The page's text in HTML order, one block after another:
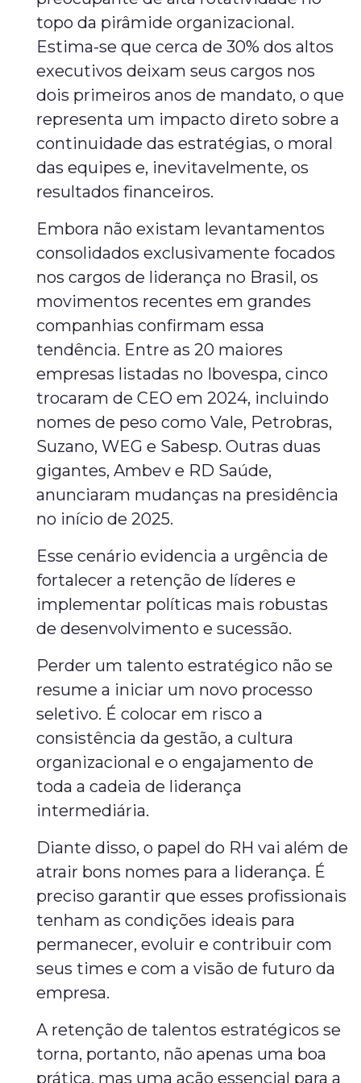
topo da pirâmide organizacional.
Estima-se que cerca de 30% dos altos
executivos deixam seus cargos nos
dois primeiros anos de mandato, o que
representa um impacto direto sobre a
continuidade das estratégias, o moral
das equipes e, inevitavelmente, os
resultados financeiros.
Embora não existam levantamentos
consolidados exclusivamente focados
nos cargos de liderança no Brasil, os
movimentos recentes em grandes
companhias confirmam essa
tendência. Entre as 20 maiores
empresas listadas no Ibovespa, cinco
trocaram de CEO em 2024, incluindo
nomes de peso como Vale, Petrobras,
Suzano, WEG e Sabesp. Outras duas
gigantes, Ambev e RD Saúde,
anunciaram mudanças na presidência
no início de 2025.
Esse cenário evidencia a urgência de
fortalecer a retenção de líderes e
implementar políticas mais robustas
de desenvolvimento e sucessão.
Perder um talento estratégico não se
resume a iniciar um novo processo
seletivo. É colocar em risco a
consistência da gestão, a cultura
organizacional e o engajamento de
toda a cadeia de liderança
intermediária.
Diante disso, o papel do RH vai além de
atrair bons nomes para a liderança. É
preciso garantir que esses profissionais
tenham as condições ideais para
permanecer, evoluir e contribuir com
seus times e com a visão de futuro da
empresa.
A retenção de talentos estratégicos se
torna, portanto, não apenas uma boa
prática, mas uma ação essencial para a